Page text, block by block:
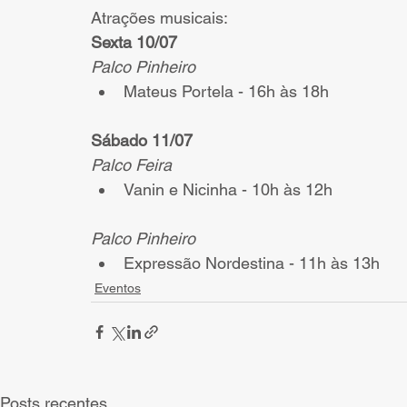
Atrações musicais:
Sexta 10/07
Palco Pinheiro
Mateus Portela - 16h às 18h
Sábado 11/07
Palco Feira
Vanin e Nicinha - 10h às 12h
Palco Pinheiro
Expressão Nordestina - 11h às 13h
Eventos
Posts recentes